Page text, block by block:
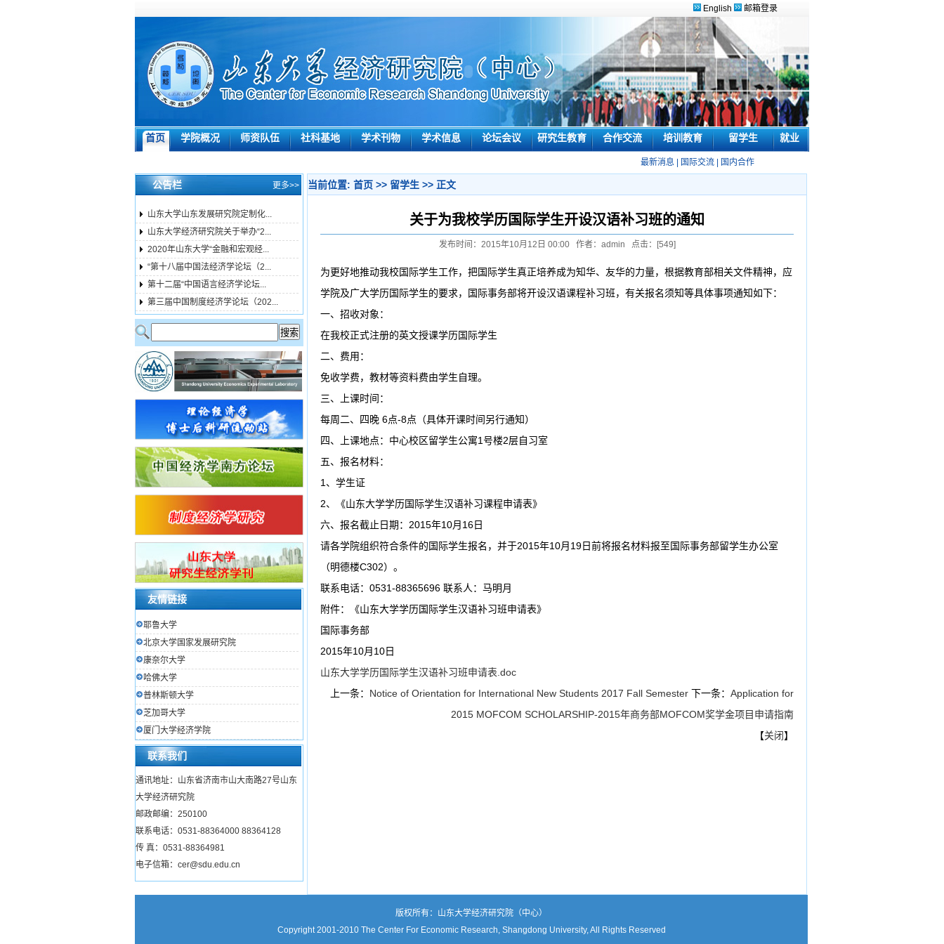
English 邮箱登录
首页 学院概况 师资队伍 社科基地 学术刊物 学术信息 论坛会议 研究生教育 合作交流 培训教育 留学生 就业
最新消息 国际交流 国内合作
公告栏 更多>>
山东大学山东发展研究院定制化...
山东大学经济研究院关于举办“2...
2020年山东大学“金融和宏观经...
“第十八届中国法经济学论坛（2...
第十二届“中国语言经济学论坛...
第三届中国制度经济学论坛（202...
友情链接
耶鲁大学
北京大学国家发展研究院
康奈尔大学
哈佛大学
普林斯顿大学
芝加哥大学
厦门大学经济学院
联系我们
通讯地址：山东省济南市山大南路27号山东
大学经济研究院
邮政邮编：250100
联系电话：0531-88364000 88364128
传 真：0531-88364981
电子信箱：cer@sdu.edu.cn
当前位置: 首页 >> 留学生 >> 正文
关于为我校学历国际学生开设汉语补习班的通知
发布时间：2015年10月12日 00:00 作者：admin 点击：[549]
为更好地推动我校国际学生工作，把国际学生真正培养成为知华、友华的力量，根据教育部相关文件精神，应
学院及广大学历国际学生的要求，国际事务部将开设汉语课程补习班，有关报名须知等具体事项通知如下：
一、招收对象：
在我校正式注册的英文授课学历国际学生
二、费用：
免收学费，教材等资料费由学生自理。
三、上课时间：
每周二、四晚 6点-8点（具体开课时间另行通知）
四、上课地点：中心校区留学生公寓1号楼2层自习室
五、报名材料：
1、学生证
2、《山东大学学历国际学生汉语补习课程申请表》
六、报名截止日期：2015年10月16日
请各学院组织符合条件的国际学生报名，并于2015年10月19日前将报名材料报至国际事务部留学生办公室
（明德楼C302）。
联系电话：0531-88365696 联系人：马明月
附件：《山东大学学历国际学生汉语补习班申请表》
国际事务部
2015年10月10日
山东大学学历国际学生汉语补习班申请表.doc
上一条： Notice of Orientation for International New Students 2017 Fall Semester 下一条： Application for
2015 MOFCOM SCHOLARSHIP-2015年商务部MOFCOM奖学金项目申请指南
【关闭】
版权所有：山东大学经济研究院（中心）
Copyright 2001-2010 The Center For Economic Research, Shangdong University, All Rights Reserved